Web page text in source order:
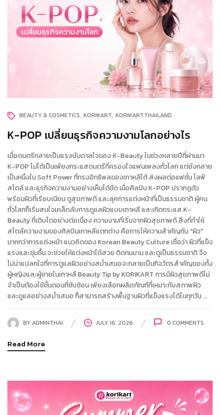
BEAUTY & COSMETICS KORIKART KORIKARTTHAILAND
K-POP เปลี่ยนธุรกิจความงามโลกอย่างไร
เมื่อดนตรีกลายเป็นแรงบันดาลใจของ K-Beauty ในช่วงหลายปีที่ผ่านมา
K-POP ไม่ได้เป็นเพียงกระแสดนตรีที่ครองใจแฟนเพลงทั่วโลก แต่ยังกลาย
เป็นหนึ่งใน Soft Power ที่ทรงอิทธิพลของเกาหลีใต้ ส่งผลต่อแฟชั่น ไลฟ์
สไตล์ และธุรกิจความงามอย่างเห็นได้ชัด เมื่อศิลปิน K-POP ปรากฏตัว
พร้อมผิวที่เรียบเนียน ดูสุขภาพดี และลุคการแต่งหน้าที่เป็นธรรมชาติ ผู้คน
ทั่วโลกก็เริ่มสนใจเคล็ดลับการดูแลผิวแบบเกาหลี และเกิดกระแส K-
Beauty ที่เติบโตอย่างต่อเนื่อง ความงามที่เริ่มจากผิวสุขภาพดี สิ่งที่ทำให้
สไตล์ความงามของศิลปินเกาหลีแตกต่าง คือการให้ความสำคัญกับ "ผิว"
มากกว่าการแต่งหน้า แนวคิดของ Korean Beauty Culture เชื่อว่า ผิวที่แข็ง
แรงและชุ่มชื้น จะช่วยให้แต่งหน้าได้สวย ติดทนนาน และดูเป็นธรรมชาติ จึง
ไม่น่าแปลกใจที่การดูแลผิวอย่างสม่ำเสมอจะกลายเป็นกิจวัตรสำคัญของทั้ง
ผู้หญิงและผู้ชายในเกาหลี Beauty Tip by KORIKART การมีผิวสุขภาพดีไม่
จำเป็นต้องใช้ขั้นตอนที่ซับซ้อน เพียงเลือกผลิตภัณฑ์ที่เหมาะกับสภาพผิว
และดูแลอย่างสม่ำเสมอ ก็สามารถสร้างพื้นฐานผิวที่แข็งแรงได้ในทุกวัน ...
BYADMINTHAI JULY 16, 2026 0 COMMENTS
Read More